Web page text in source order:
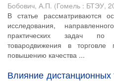
Бобович, А.П. (Гомель : БТЭУ,
В статье рассматриваются
исследования,
практических задач по
товародвижения в торговле
повышению качества ...
Влияние дистанционных